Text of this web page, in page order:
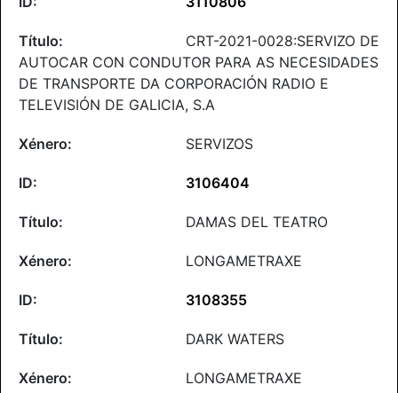
CRT-2021-0028:SERVIZO DE
AUTOCAR CON CONDUTOR PARA AS NECESIDADES
DE TRANSPORTE DA CORPORACIÓN RADIO E
TELEVISIÓN DE GALICIA, S.A
SERVIZOS
3106404
DAMAS DEL TEATRO
LONGAMETRAXE
3108355
DARK WATERS
LONGAMETRAXE